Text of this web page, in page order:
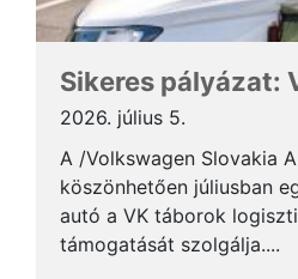
Sikeres pályázat:
2026. július 5.
A /Volkswagen Slovakia
köszönhetően júliusban
autó a VK táborok
támogatását szolgálja....